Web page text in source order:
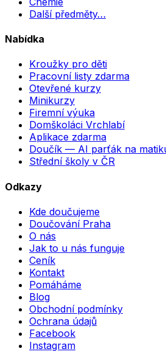
Další předměty…
Nabídka
Kroužky pro děti
Pracovní listy zdarma
Otevřené kurzy
Minikurzy
Firemní výuka
Domškoláci Vrchlabí
Aplikace zdarma
Doučík — AI parťák na
Střední školy v ČR
Odkazy
Kde doučujeme
Doučování Praha
O nás
Jak to u nás funguje
Ceník
Kontakt
Pomáháme
Blog
Obchodní podmínky
Ochrana údajů
Facebook
Instagram